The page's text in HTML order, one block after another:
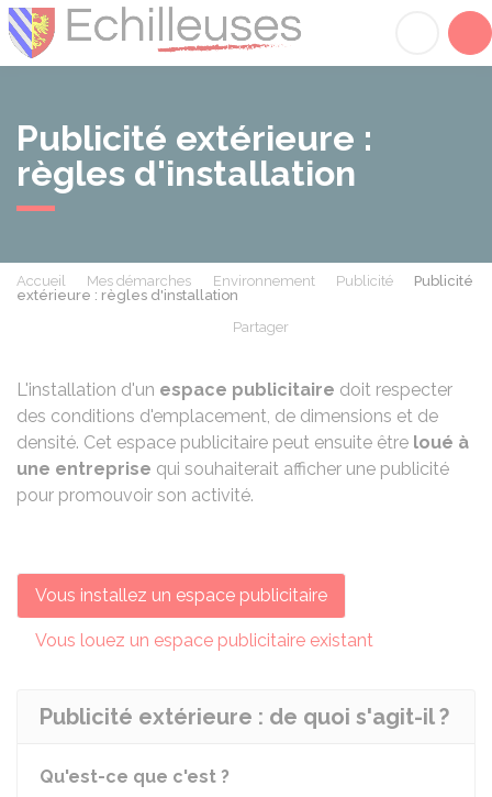
Publicité extérieure :
règles d'installation
Accueil Mes démarches Environnement Publicité
Publicité
extérieure : règles d'installation
Partager
L'installation d'un espace publicitaire doit respecter
des conditions d'emplacement, de dimensions et de
densité. Cet espace publicitaire peut ensuite être loué à
une entreprise qui souhaiterait afficher une publicité
pour promouvoir son activité.
Vous installez un espace publicitaire
Vous louez un espace publicitaire existant
Publicité extérieure : de quoi s'agit-il ?
Qu'est-ce que c'est ?